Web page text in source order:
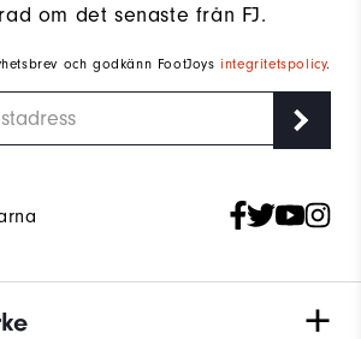
om det senaste från FJ.
och godkänn FootJoysintegritetspolicy.